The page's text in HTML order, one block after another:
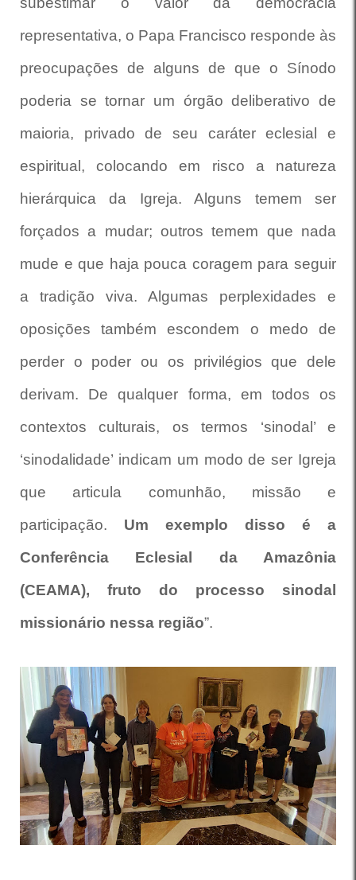
representativa, o Papa Francisco responde às
preocupações de alguns de que o Sínodo
poderia se tornar um órgão deliberativo de
maioria, privado de seu caráter eclesial e
espiritual, colocando em risco a natureza
hierárquica da Igreja. Alguns temem ser
forçados a mudar; outros temem que nada
mude e que haja pouca coragem para seguir
a tradição viva. Algumas perplexidades e
oposições também escondem o medo de
perder o poder ou os privilégios que dele
derivam. De qualquer forma, em todos os
contextos culturais, os termos ‘sinodal’ e
‘sinodalidade’ indicam um modo de ser Igreja
que articula comunhão, missão e
participação. Um exemplo disso é a
Conferência Eclesial da Amazônia
(CEAMA), fruto do processo sinodal
missionário nessa região”.